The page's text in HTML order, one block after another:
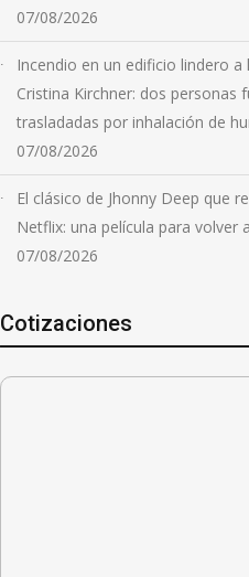
07/08/2026
Incendio en un edificio lindero a
Cristina Kirchner: dos personas
trasladadas por inhalación de
07/08/2026
El clásico de Jhonny Deep que
Netflix: una película para volver
07/08/2026
Cotizaciones